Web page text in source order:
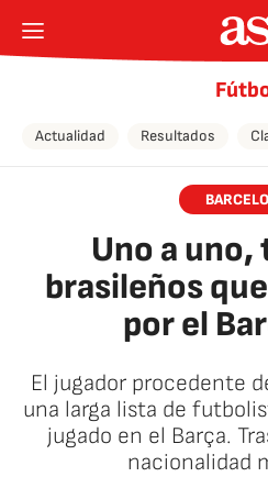
Actualidad Resultados
Uno a
brasileños
por el
El jugador procedente
una larga lista de
jugado en el Barça.
nacionalidad